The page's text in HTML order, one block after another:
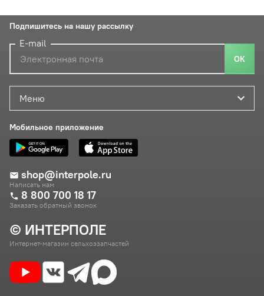
© ИНТЕРПОЛЕ
Интернет-магазин сельхоззапчастей
Меню
Мобильное приложение
shop@interpole.ru
Написать нам
8 800 700 18 17
Заказать обратный звонок
Подпишитесь на нашу рассылку
E-mail
ОК